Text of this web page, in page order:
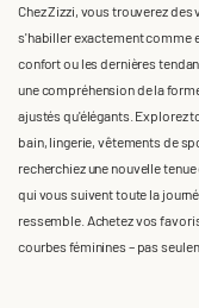
Chez Zizzi, vous trouverez
s'habiller exactement comme
confort ou les dernières
une compréhension de la
ajustés qu'élégants. Explorez
bain, lingerie, vêtements de
recherchiez une nouvelle
qui vous suivent toute la
ressemble. Achetez vos
courbes féminines – pas